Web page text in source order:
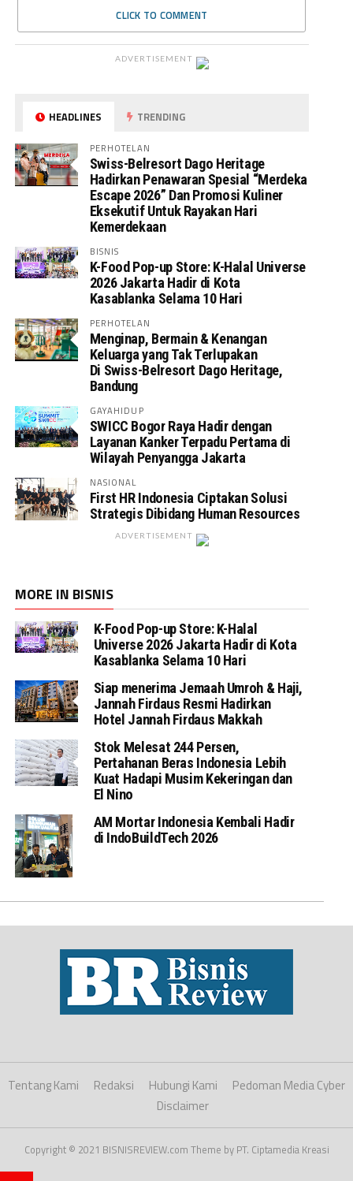
CLICK TO COMMENT
ADVERTISEMENT
HEADLINES TRENDING
PERHOTELAN
Swiss-Belresort Dago Heritage
Hadirkan Penawaran Spesial “Merdeka
Escape 2026” Dan Promosi Kuliner
Eksekutif Untuk Rayakan Hari
Kemerdekaan
BISNIS
K-Food Pop-up Store: K-Halal Universe
2026 Jakarta Hadir di Kota
Kasablanka Selama 10 Hari
PERHOTELAN
Menginap, Bermain & Kenangan
Keluarga yang Tak Terlupakan
Di Swiss-Belresort Dago Heritage,
Bandung
GAYAHIDUP
SWICC Bogor Raya Hadir dengan
Layanan Kanker Terpadu Pertama di
Wilayah Penyangga Jakarta
NASIONAL
First HR Indonesia Ciptakan Solusi
Strategis Dibidang Human Resources
ADVERTISEMENT
MORE IN BISNIS
K-Food Pop-up Store: K-Halal
Universe 2026 Jakarta Hadir di Kota
Kasablanka Selama 10 Hari
Siap menerima Jemaah Umroh & Haji,
Jannah Firdaus Resmi Hadirkan
Hotel Jannah Firdaus Makkah
Stok Melesat 244 Persen,
Pertahanan Beras Indonesia Lebih
Kuat Hadapi Musim Kekeringan dan
El Nino
AM Mortar Indonesia Kembali Hadir
di IndoBuildTech 2026
Tentang Kami Redaksi Hubungi Kami
Pedoman Media Cyber
Disclaimer
Copyright © 2021 BISNISREVIEW.com Theme by PT. Ciptamedia Kreasi